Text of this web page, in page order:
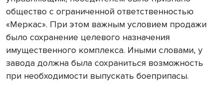
общество с ограниченной ответственностью
«Меркас». При этом важным условием продажи
было сохранение целевого назначения
имущественного комплекса. Иными словами, у
завода должна была сохраниться возможность
при необходимости выпускать боеприпасы.